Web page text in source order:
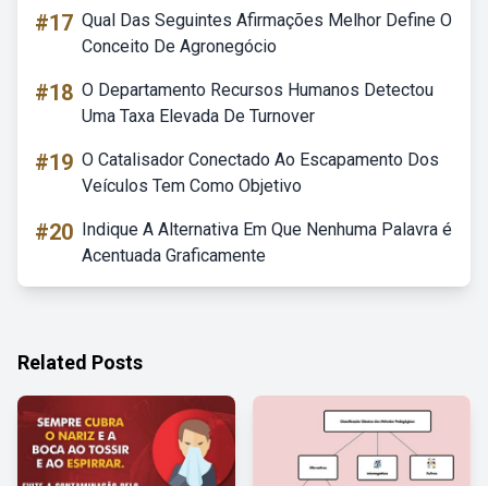
#17 Qual Das Seguintes Afirmações Melhor Define O
Conceito De Agronegócio
#18 O Departamento Recursos Humanos Detectou
Uma Taxa Elevada De Turnover
#19 O Catalisador Conectado Ao Escapamento Dos
Veículos Tem Como Objetivo
#20 Indique A Alternativa Em Que Nenhuma Palavra é
Acentuada Graficamente
Related Posts